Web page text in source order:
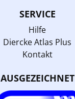
SERVICE
Hilfe
Diercke Atlas Plus
Kontakt
AUSGEZEICHNET